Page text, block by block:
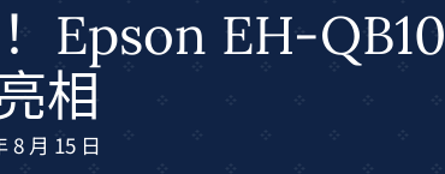
Epson EH-
相
8 月 15 日